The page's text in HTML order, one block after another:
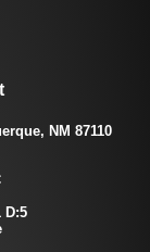
NM 87110
D:5